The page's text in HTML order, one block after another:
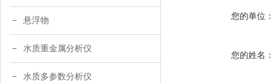
悬浮物
水质重金属分析仪
水质多参数分析仪
您的单位：
您的姓名：